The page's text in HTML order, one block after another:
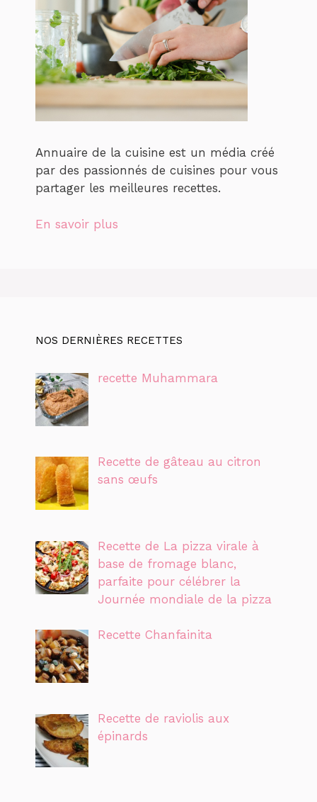
Annuaire de la cuisine est un média créé
par des passionnés de cuisines pour vous
partager les meilleures recettes.
En savoir plus
NOS DERNIÈRES RECETTES
recette Muhammara
Recette de gâteau au citron
sans œufs
Recette de La pizza virale à
base de fromage blanc,
parfaite pour célébrer la
Journée mondiale de la pizza
Recette Chanfainita
Recette de raviolis aux
épinards